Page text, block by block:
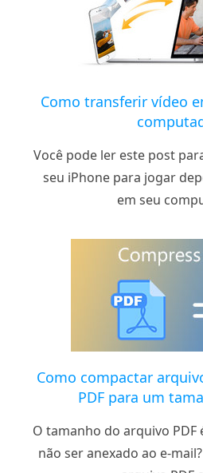
Como transferir vídeo
Você pode ler este post
seu iPhone para jogar
em seu
Como compactar
PDF para um
O tamanho do arquivo
não ser anexado ao e-